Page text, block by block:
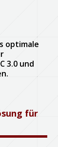
optimale
3.0 und
für